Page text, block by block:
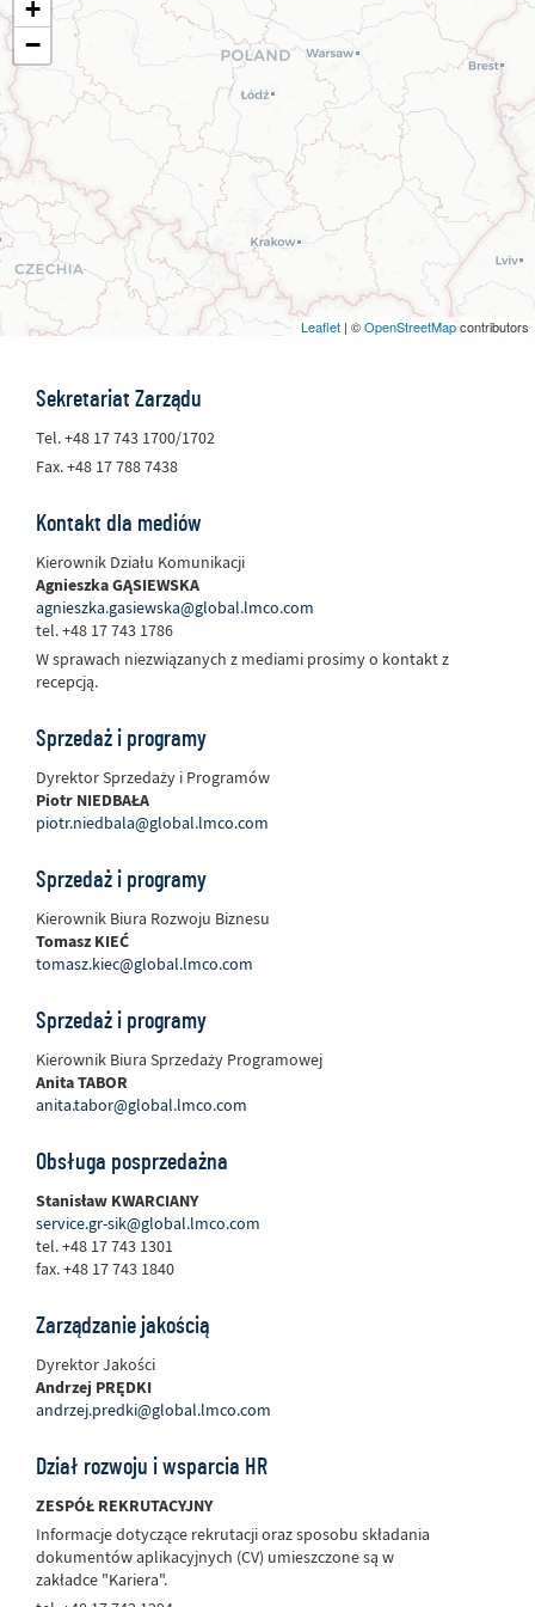
+
−
Leaflet | ©OpenStreetMapcontributors
Bloczek kontaktowy - informacje
Sekretariat Zarządu
Tel. +48 17 743 1700/1702
Fax. +48 17 788 7438
Kontakt dla mediów
Kierownik Działu Komunikacji
Agnieszka GĄSIEWSKA
agnieszka.gasiewska@global.lmco.com
tel. +48 17 743 1786
W sprawach niezwiązanych z mediami prosimy o kontakt z
recepcją.
Sprzedaż i programy
Dyrektor Sprzedaży i Programów
Piotr NIEDBAŁA
piotr.niedbala@global.lmco.com
Sprzedaż i programy
Kierownik Biura Rozwoju Biznesu
Tomasz KIEĆ
tomasz.kiec@global.lmco.com
Sprzedaż i programy
Kierownik Biura Sprzedaży Programowej
Anita TABOR
anita.tabor@global.lmco.com
Obsługa posprzedażna
Stanisław KWARCIANY
service.gr-sik@global.lmco.com
tel. +48 17 743 1301
fax. +48 17 743 1840
Zarządzanie jakością
Dyrektor Jakości
Andrzej PRĘDKI
andrzej.predki@global.lmco.com
Dział rozwoju i wsparcia HR
ZESPÓŁ REKRUTACYJNY
Informacje dotyczące rekrutacji oraz sposobu składania
dokumentów aplikacyjnych (CV) umieszczone są w
zakładce "Kariera".